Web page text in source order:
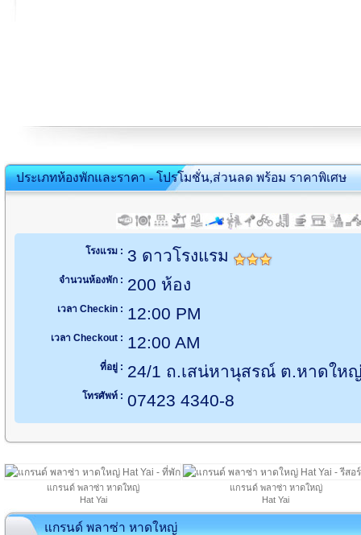
ประเภทห้องพักและราคา - โปรโมชั่น,ส่วนลด พร้อม ราคาพิเศษ
โรงแรม : 3 ดาวโรงแรม
จำนวนห้องพัก : 200 ห้อง
เวลา Checkin : 12:00 PM
เวลา Checkout : 12:00 AM
ที่อยู่ : 24/1 ถ.เสน่หานุสรณ์ ต.หาดให
โทรศัพท์ : 07423 4340-8
แกรนด์ พลาซ่า หาดใหญ่
Hat Yai
แกรนด์ พลาซ่า หาดใหญ่
Hat Yai
แกรนด์ พลาซ่า หาดใหญ่